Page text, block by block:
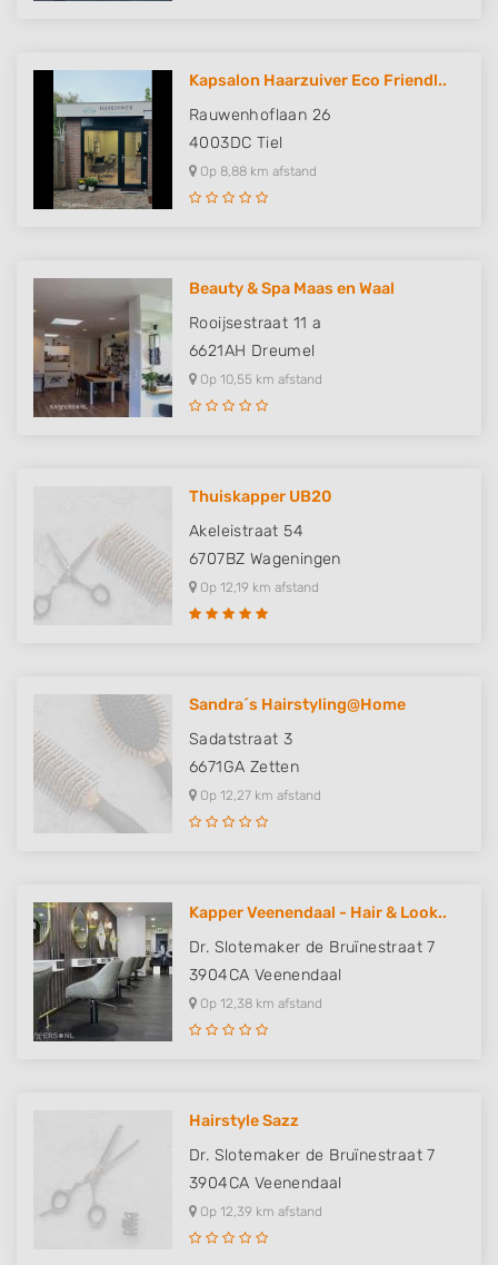
Kapsalon Haarzuiver Eco Friendl..
Rauwenhoflaan 26
4003DC Tiel
Op 8,88 km afstand
Beauty & Spa Maas en Waal
Rooijsestraat 11 a
6621AH Dreumel
Op 10,55 km afstand
Thuiskapper UB20
Akeleistraat 54
6707BZ Wageningen
Op 12,19 km afstand
Sandra´s Hairstyling@Home
Sadatstraat 3
6671GA Zetten
Op 12,27 km afstand
Kapper Veenendaal - Hair & Look..
Dr. Slotemaker de Bruïnestraat 7
3904CA Veenendaal
Op 12,38 km afstand
Hairstyle Sazz
Dr. Slotemaker de Bruïnestraat 7
3904CA Veenendaal
Op 12,39 km afstand